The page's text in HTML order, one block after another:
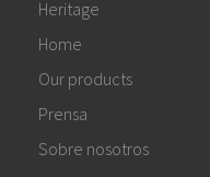
Heritage
Home
Our products
Prensa
Sobre nosotros